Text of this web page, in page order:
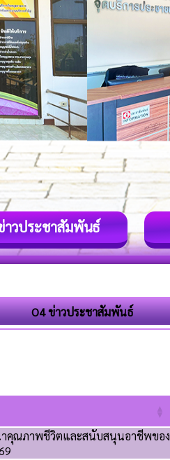
าวประชาสัมพันธ์
O4 ข่าวประชาสัมพันธ์
าคุณภาพชีวิตและสนับสนุนอาชีพของ